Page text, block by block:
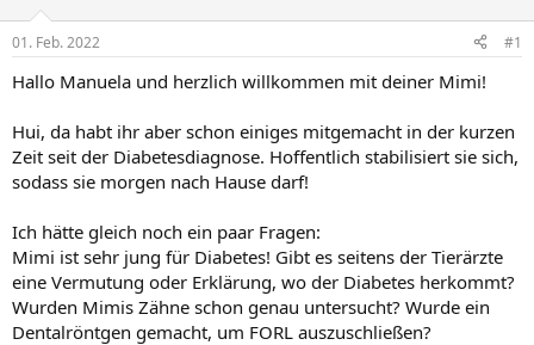
e
m
01. Feb. 2022 #1
Hallo Manuela und herzlich willkommen mit deiner Mimi!
Hui, da habt ihr aber schon einiges mitgemacht in der kurzen
Zeit seit der Diabetesdiagnose. Hoffentlich stabilisiert sie sich,
sodass sie morgen nach Hause darf!
Ich hätte gleich noch ein paar Fragen:
Mimi ist sehr jung für Diabetes! Gibt es seitens der Tierärzte
eine Vermutung oder Erklärung, wo der Diabetes herkommt?
Wurden Mimis Zähne schon genau untersucht? Wurde ein
Dentalröntgen gemacht, um FORL auszuschließen?